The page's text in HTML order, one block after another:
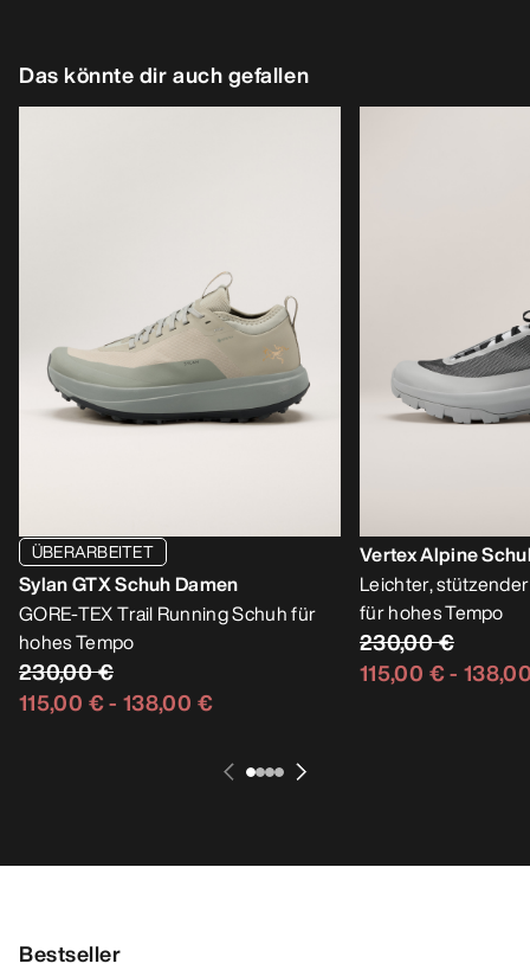
Das könnte dir auch gefallen
ÜBERARBEITET
Sylan GTX Schuh Damen
GORE-TEX Trail Running Schuh für
hohes Tempo
230,00 €
115,00 €- 138,00 €
Vertex Alpine
Leichter,
für hohes Tempo
230,00 €
115,00 €-
Bestseller